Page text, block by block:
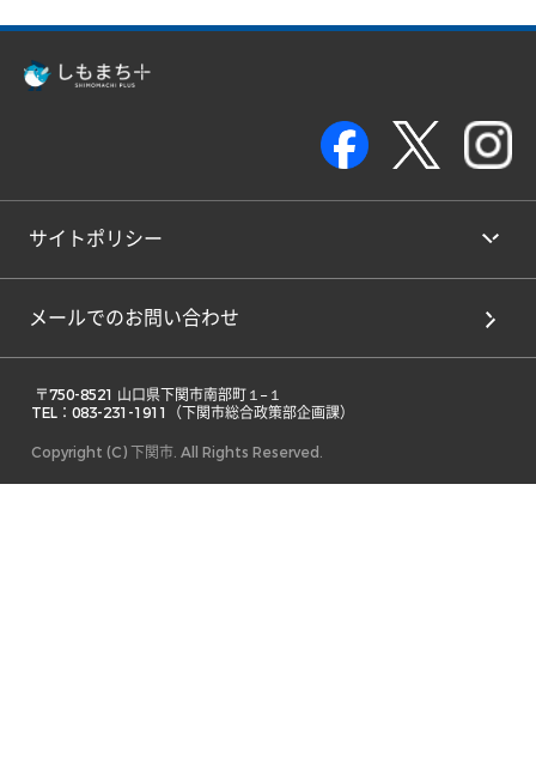
サイトポリシー
メールでのお問い合わせ
TEL：083-231-1911（下関市総合政策部企画課）
Copyright (C) 下関市. All Rights Reserved.